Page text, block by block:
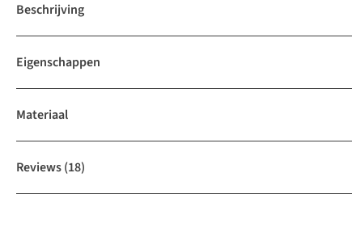
Beschrijving
Eigenschappen
Materiaal
Reviews(18)